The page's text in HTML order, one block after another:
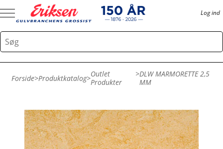
Log ind
Forside>Produktkatalog>Outlet
Produkter
>DLW MARMORETTE 2,5
MM